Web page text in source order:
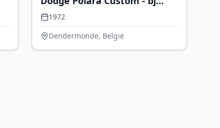
1972 - big block 400cui V8
(6600cc) - automaat
1972
Dendermonde, België